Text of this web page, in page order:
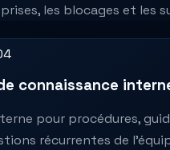
les blocages et les
4
connaissance
pour procédures,
récurrentes de